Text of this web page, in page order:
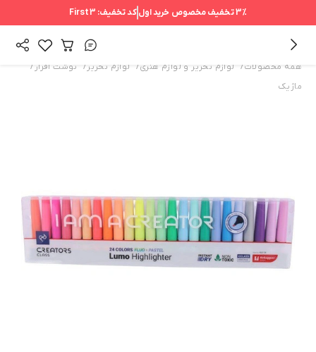
3%تخفیف مخصوص خرید اول کد تخفیف: First3
همه محصولات/ لوازم تحریر و لوازم هنری/ لوازم تحریر / نوشت افزار /
ماژیک